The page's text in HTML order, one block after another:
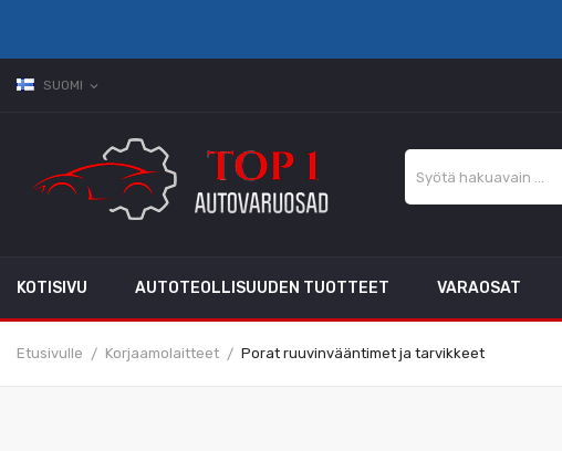
SUOMI expand_more
KOTISIVU AUTOTEOLLISUUDEN TUOTTEET VARAOSAT
Etusivulle Korjaamolaitteet Porat ruuvinvääntimet ja tarvikkeet